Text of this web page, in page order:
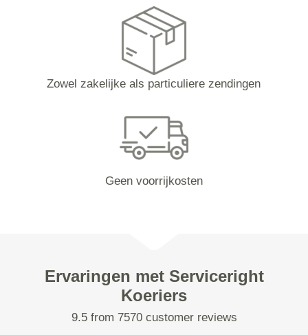
Zowel zakelijke als particuliere zendingen
Geen voorrijkosten
Ervaringen met Serviceright
Koeriers
9.5 from 7570 customer reviews